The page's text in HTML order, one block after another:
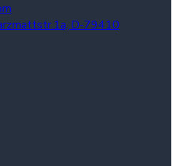
D-79410